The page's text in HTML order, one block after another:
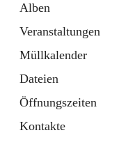
Alben
Veranstaltungen
Müllkalender
Dateien
Öffnungszeiten
Kontakte